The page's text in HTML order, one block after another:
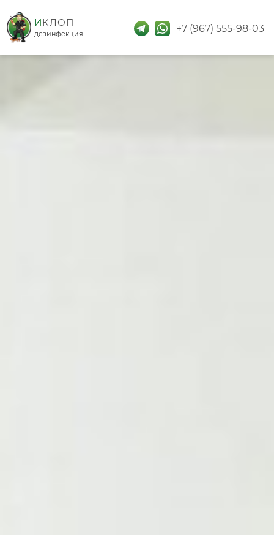
дезинфекция